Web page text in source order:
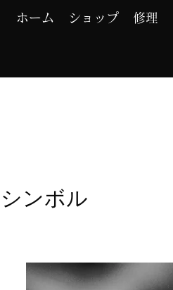
ホーム ショップ 修理
シンボル